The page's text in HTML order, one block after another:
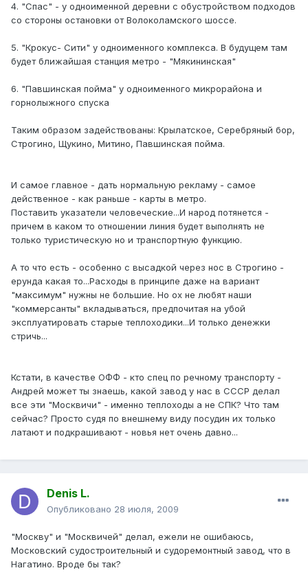
4. "Спас" - у одноименной деревни с обустройством подходов
со стороны остановки от Волоколамского шоссе.
5. "Крокус- Сити" у одноименного комплекса. В будущем там
будет ближайшая станция метро - "Мякининская"
6. "Павшинская пойма" у одноименного микрорайона и
горнолыжного спуска
Таким образом задействованы: Крылатское, Серебряный бор,
Строгино, Щукино, Митино, Павшинская пойма.
И самое главное - дать нормальную рекламу - самое
действенное - как раньше - карты в метро.
Поставить указатели человеческие...И народ потянется -
причем в каком то отношении линия будет выполнять не
только туристическую но и транспортную функцию.
А то что есть - особенно с высадкой через нос в Строгино -
ерунда какая то...Расходы в принципе даже на вариант
"максимум" нужны не большие. Но ох не любят наши
"коммерсанты" вкладываться, предпочитая на убой
эксплуатировать старые теплоходики...И только денежки
стричь...
Кстати, в качестве ОФФ - кто спец по речному транспорту -
Андрей может ты знаешь, какой завод у нас в СССР делал
все эти "Москвичи" - именно теплоходы а не СПК? Что там
сейчас? Просто судя по внешнему виду посудин их только
латают и подкрашивают - новья нет очень давно...
Denis L.
Опубликовано 28 июля, 2009
"Москву" и "Москвичей" делал, ежели не ошибаюсь,
Московский судостроительный и судоремонтный завод, что в
Нагатино. Вроде бы так?